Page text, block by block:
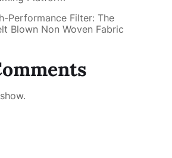
Performance Filter: The
Blown Non Woven Fabric